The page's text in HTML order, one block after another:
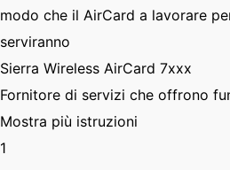
modo che il AirCard a lavorare
serviranno
Sierra Wireless AirCard 7xxx
Fornitore di servizi che offrono
Mostra più istruzioni
1